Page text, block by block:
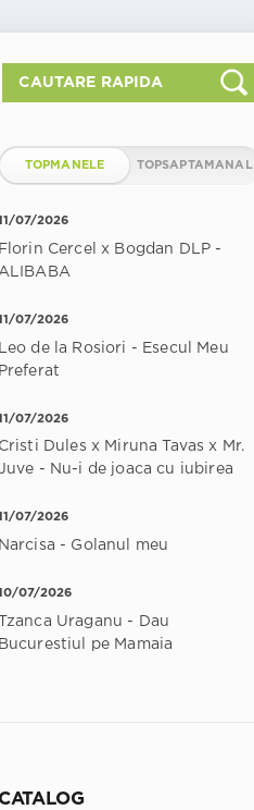
TOPMANELE TOPSAPTAMANAL
07/2026
Florin Cercel x Bogdan DLP -
ALIBABA
07/2026
Leo de la Rosiori - Esecul Meu
Preferat
07/2026
Cristi Dules x Miruna Tavas x Mr.
- Nu-i de joaca cu iubirea
07/2026
Narcisa - Golanul meu
07/2026
Tzanca Uraganu - Dau
Bucurestiul pe Mamaia
CATALOG